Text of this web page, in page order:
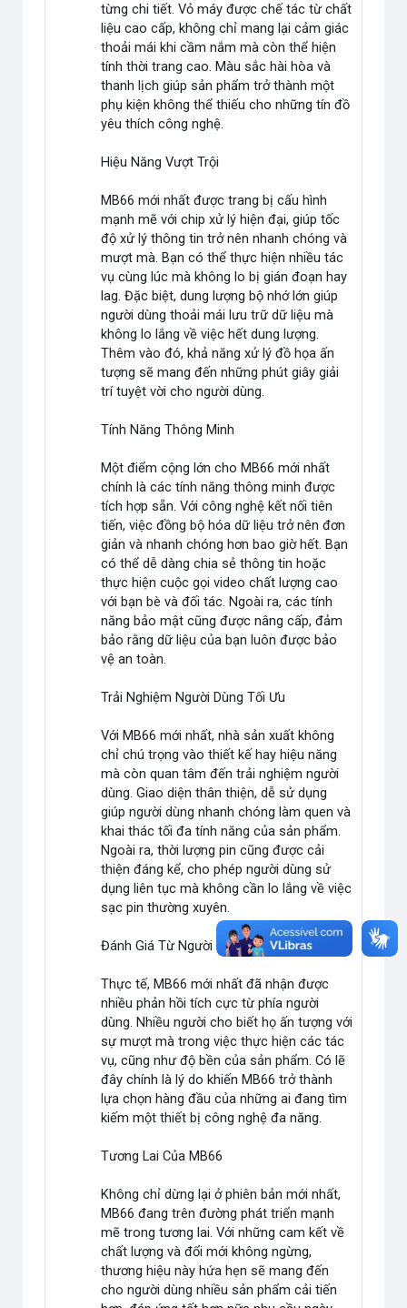
từng chi tiết. Vỏ máy được chế tác từ chất
liệu cao cấp, không chỉ mang lại cảm giác
thoải mái khi cầm nắm mà còn thể hiện
tính thời trang cao. Màu sắc hài hòa và
thanh lịch giúp sản phẩm trở thành một
phụ kiện không thể thiếu cho những tín đồ
yêu thích công nghệ.
Hiệu Năng Vượt Trội
MB66 mới nhất được trang bị cấu hình
mạnh mẽ với chip xử lý hiện đại, giúp tốc
độ xử lý thông tin trở nên nhanh chóng và
mượt mà. Bạn có thể thực hiện nhiều tác
vụ cùng lúc mà không lo bị gián đoạn hay
lag. Đặc biệt, dung lượng bộ nhớ lớn giúp
người dùng thoải mái lưu trữ dữ liệu mà
không lo lắng về việc hết dung lượng.
Thêm vào đó, khả năng xử lý đồ họa ấn
tượng sẽ mang đến những phút giây giải
trí tuyệt vời cho người dùng.
Tính Năng Thông Minh
Một điểm cộng lớn cho MB66 mới nhất
chính là các tính năng thông minh được
tích hợp sẵn. Với công nghệ kết nối tiên
tiến, việc đồng bộ hóa dữ liệu trở nên đơn
giản và nhanh chóng hơn bao giờ hết. Bạn
có thể dễ dàng chia sẻ thông tin hoặc
thực hiện cuộc gọi video chất lượng cao
với bạn bè và đối tác. Ngoài ra, các tính
năng bảo mật cũng được nâng cấp, đảm
bảo rằng dữ liệu của bạn luôn được bảo
vệ an toàn.
Trải Nghiệm Người Dùng Tối Ưu
Với MB66 mới nhất, nhà sản xuất không
chỉ chú trọng vào thiết kế hay hiệu năng
mà còn quan tâm đến trải nghiệm người
dùng. Giao diện thân thiện, dễ sử dụng
giúp người dùng nhanh chóng làm quen và
khai thác tối đa tính năng của sản phẩm.
Ngoài ra, thời lượng pin cũng được cải
thiện đáng kể, cho phép người dùng sử
dụng liên tục mà không cần lo lắng về việc
sạc pin thường xuyên.
Đánh Giá Từ Người Dùng
Thực tế, MB66 mới nhất đã nhận được
nhiều phản hồi tích cực từ phía người
dùng. Nhiều người cho biết họ ấn tượng với
sự mượt mà trong việc thực hiện các tác
vụ, cũng như độ bền của sản phẩm. Có lẽ
đây chính là lý do khiến MB66 trở thành
lựa chọn hàng đầu của những ai đang tìm
kiếm một thiết bị công nghệ đa năng.
Tương Lai Của MB66
Không chỉ dừng lại ở phiên bản mới nhất,
MB66 đang trên đường phát triển mạnh
mẽ trong tương lai. Với những cam kết về
chất lượng và đổi mới không ngừng,
thương hiệu này hứa hẹn sẽ mang đến
cho người dùng nhiều sản phẩm cải tiến